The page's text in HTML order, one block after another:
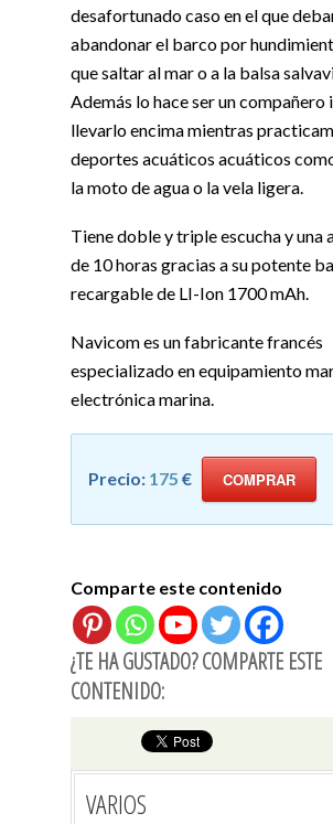
desafortunado caso en el que
abandonar el barco por
que saltar al mar o a la balsa
Además lo hace ser un compañero
llevarlo encima mientras
deportes acuáticos acuáticos
la moto de agua o la vela ligera.
Tiene doble y triple escucha y una
de 10 horas gracias a su potente
recargable de LI-Ion 1700 mAh.
Navicom es un fabricante francés
especializado en equipamiento
electrónica marina.
Precio: 175 € COMPRAR
Comparte este contenido
¿TE HA GUSTADO? COMPARTE ESTE
CONTENIDO:
VARIOS